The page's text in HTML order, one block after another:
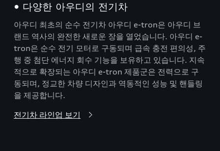
• 다양한 아우디의 전기차
아우디 최초의 순수 전기차 아우디 e-tron은 아우디 브
랜드 역사의 완전한 새로운 장을 열었습니다. 아우디 e-
tron은 순수 전기 모터로 구동되며 급속 충전 편의성, 주
행 중 첨단 에너지 회수 기능을 보유하고 있습니다. 지속
적으로 확장되는 아우디 e-tron 제품군은 전력으로 구
동되며, 정교한 차량 디자인과 역동적인 성능 및 핸들링
을 제공합니다.
전기차 라인업 보기